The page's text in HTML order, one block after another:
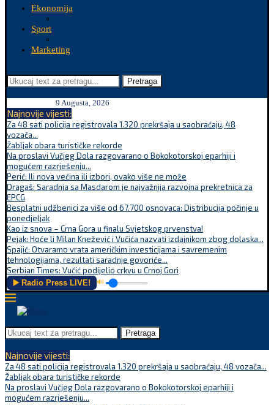
Ekonomija
Sport
Marketing
Pretraga
9 Augusta, 2026
Najnovije vijesti:
Za 48 sati policija registrovala 1.320 prekršaja u saobraćaju, 48
vozača...
Žabljak obara turističke rekorde
Na proslavi Vučjeg Dola razgovarano o Bokokotorskoj eparhiji i
mogućem razrješenju...
Perić: Ili nova većina ili izbori, ovako više ne može
Dragaš: Saradnja sa Masdarom je najvažnija razvojna prekretnica za
EPCG
Besplatni udžbenici za više od 67.700 osnovaca: Distribucija počinje u
ponedjeljak
Kao iz snova – Crna Gora u finalu Svjetskog prvenstva!
Pejak: Hoće li Milan Knežević i Vučića nazvati izdajnikom zbog dolaska...
Spajić: Otvaramo vrata američkim investicijama i savremenim
tehnologijama, rezultati saradnje govoriće...
Serbian Times: Vučić podijelio crkvu u Crnoj Gori
▶️ Radio Press LIVE! 🔊
Pretraga
Najnovije vijesti:
Za 48 sati policija registrovala 1.320 prekršaja u saobraćaju, 48 vozača...
Žabljak obara turističke rekorde
Na proslavi Vučjeg Dola razgovarano o Bokokotorskoj eparhiji i
mogućem razrješenju...